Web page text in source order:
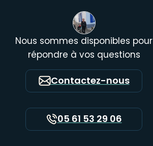
Nous sommes disponibles pour
répondre à vos questions
Contactez-nous
05 61 53 29 06